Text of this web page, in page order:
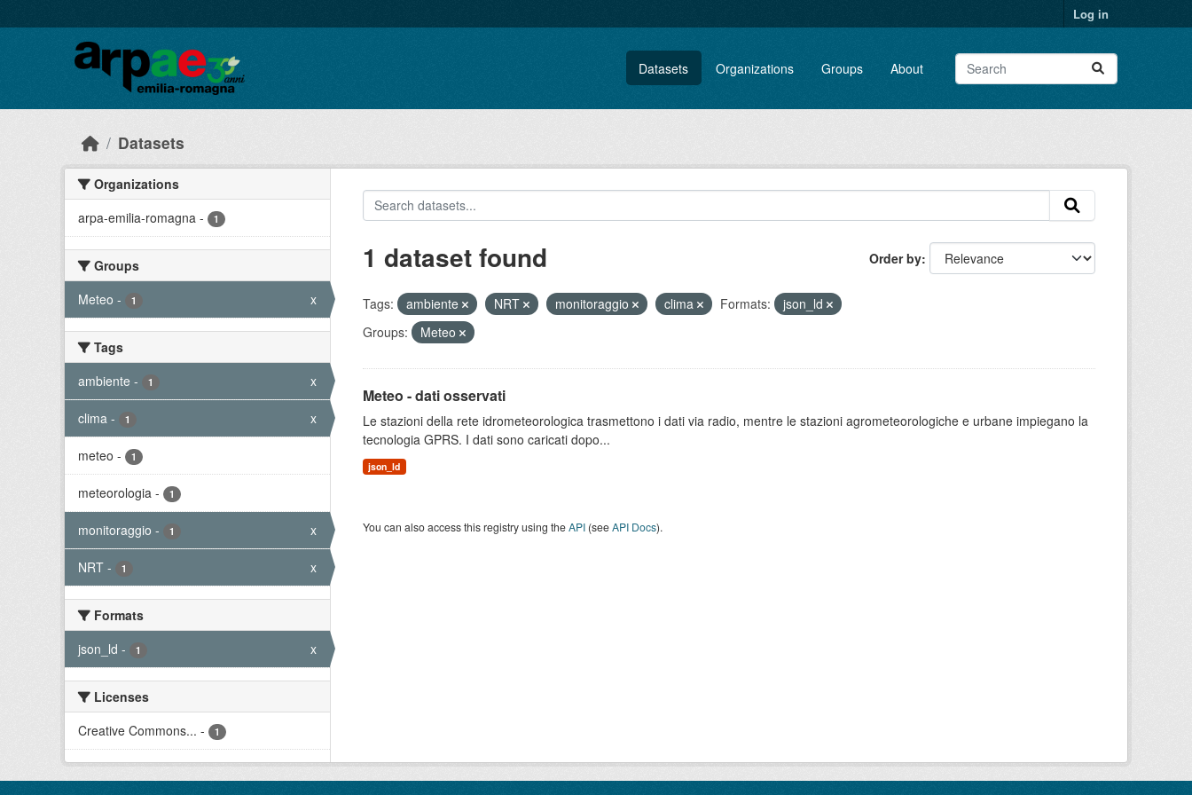
Log in
Datasets Organizations Groups About
Datasets
Organizations
arpa-emilia-romagna - 1
Groups
Meteo - 1 x
Tags
ambiente - 1 x
clima - 1 x
meteo - 1
meteorologia - 1
monitoraggio - 1 x
NRT - 1 x
Formats
json_ld - 1 x
Licenses
Creative Commons... - 1
Order by
1 dataset found
Tags: ambiente NRT monitoraggio clima Formats:
json_ld
Groups:
Meteo
Meteo - dati osservati
Le stazioni della rete idrometeorologica trasmettono i dati via radio, mentre le stazioni agrometeorologiche e urbane impiegano la
tecnologia GPRS. I dati sono caricati dopo...
json_ld
You can also access this registry using theAPI(seeAPI Docs).